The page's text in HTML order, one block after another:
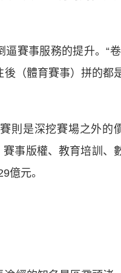
賽事服務的提升。“卷
後（體育賽事）拼的都
則是深挖賽場之外的
事版權、教育培訓、
億元。